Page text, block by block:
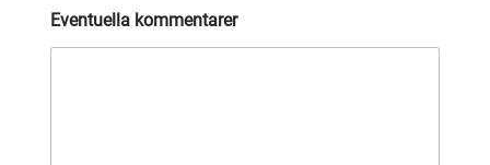
Eventuella kommentarer